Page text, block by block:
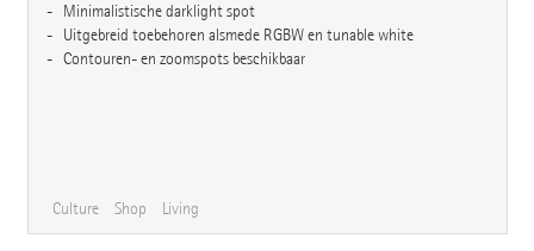
Minimalistische darklight spot
Uitgebreid toebehoren alsmede RGBW en tunable white
Contouren- en zoomspots beschikbaar
Culture Shop Living